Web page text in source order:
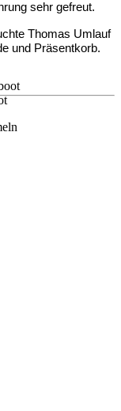
sehr gefreut.
Thomas Umlauf
und Präsentkorb.